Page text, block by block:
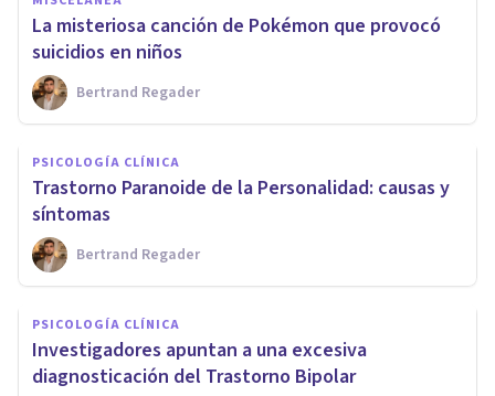
La misteriosa canción de Pokémon que provocó
suicidios en niños
Bertrand Regader
PSICOLOGÍA CLÍNICA
Trastorno Paranoide de la Personalidad: causas y
síntomas
Bertrand Regader
PSICOLOGÍA CLÍNICA
Investigadores apuntan a una excesiva
diagnosticación del Trastorno Bipolar